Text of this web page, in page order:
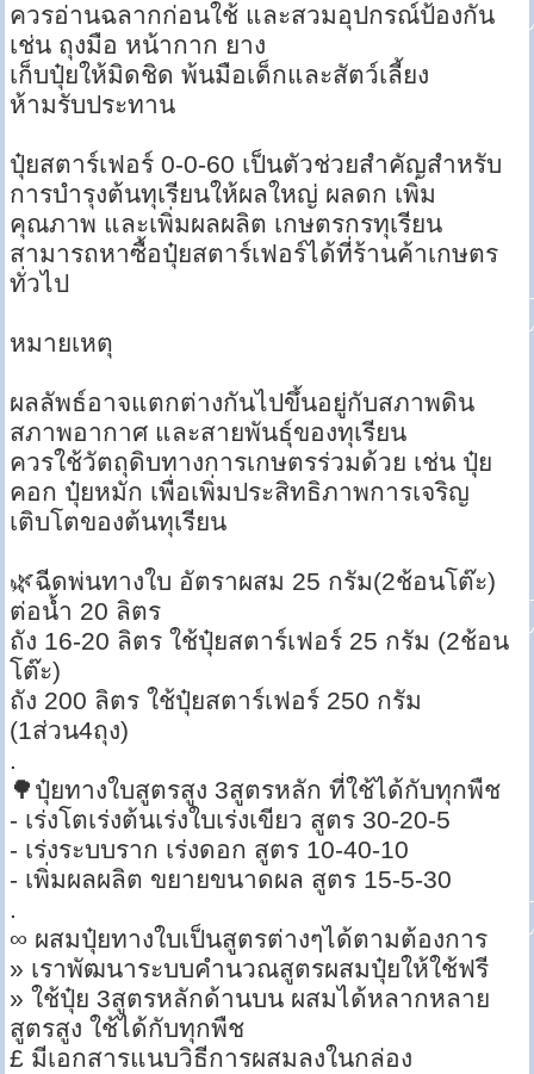
ควรอ่านฉลากก่อนใช้ และสวมอุปกรณ์ป้องกัน
เช่น ถุงมือ หน้ากาก ยาง
เก็บปุ๋ยให้มิดชิด พ้นมือเด็กและสัตว์เลี้ยง
ห้ามรับประทาน
ปุ๋ยสตาร์เฟอร์ 0-0-60 เป็นตัวช่วยสำคัญสำหรับ
การบำรุงต้นทุเรียนให้ผลใหญ่ ผลดก เพิ่ม
คุณภาพ และเพิ่มผลผลิต เกษตรกรทุเรียน
สามารถหาซื้อปุ๋ยสตาร์เฟอร์ได้ที่ร้านค้าเกษตร
ทั่วไป
หมายเหตุ
ผลลัพธ์อาจแตกต่างกันไปขึ้นอยู่กับสภาพดิน
สภาพอากาศ และสายพันธุ์ของทุเรียน
ควรใช้วัตถุดิบทางการเกษตรร่วมด้วย เช่น ปุ๋ย
คอก ปุ๋ยหมัก เพื่อเพิ่มประสิทธิภาพการเจริญ
เติบโตของต้นทุเรียน
🌿ฉีดพ่นทางใบ อัตราผสม 25 กรัม(2ช้อนโต๊ะ)
ต่อน้ำ 20 ลิตร
ถัง 16-20 ลิตร ใช้ปุ๋ยสตาร์เฟอร์ 25 กรัม (2ช้อน
โต๊ะ)
ถัง 200 ลิตร ใช้ปุ๋ยสตาร์เฟอร์ 250 กรัม
(1ส่วน4ถุง)
.
🌳ปุ๋ยทางใบสูตรสูง 3สูตรหลัก ที่ใช้ได้กับทุกพืช
- เร่งโตเร่งต้นเร่งใบเร่งเขียว สูตร 30-20-5
- เร่งระบบราก เร่งดอก สูตร 10-40-10
- เพิ่มผลผลิต ขยายขนาดผล สูตร 15-5-30
.
∞ ผสมปุ๋ยทางใบเป็นสูตรต่างๆได้ตามต้องการ
» เราพัฒนาระบบคำนวณสูตรผสมปุ๋ยให้ใช้ฟรี
» ใช้ปุ๋ย 3สูตรหลักด้านบน ผสมได้หลากหลาย
สูตรสูง ใช้ได้กับทุกพืช
£ มีเอกสารแนบวิธีการผสมลงในกล่อง